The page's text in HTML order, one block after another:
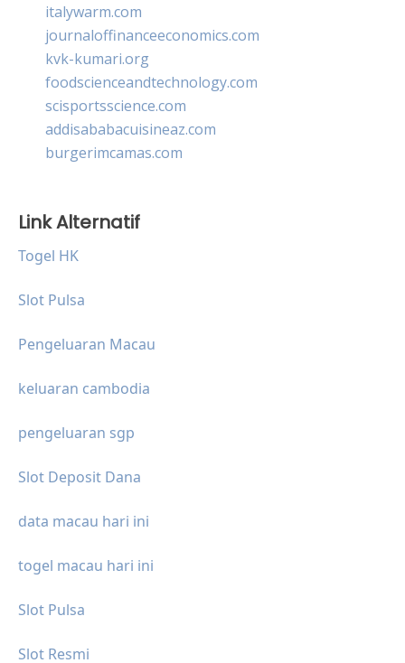
italywarm.com
journaloffinanceeconomics.com
kvk-kumari.org
foodscienceandtechnology.com
scisportsscience.com
addisababacuisineaz.com
burgerimcamas.com
Link Alternatif
Togel HK
Slot Pulsa
Pengeluaran Macau
keluaran cambodia
pengeluaran sgp
Slot Deposit Dana
data macau hari ini
togel macau hari ini
Slot Pulsa
Slot Resmi